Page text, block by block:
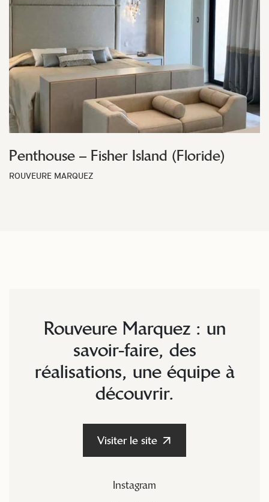
Penthouse – Fisher Island (Floride)
ROUVEURE MARQUEZ
Rouveure Marquez : un
savoir-faire, des
réalisations, une équipe à
découvrir.
Visiter le site
Instagram